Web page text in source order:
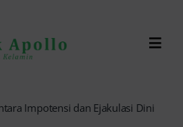
Impotensi dan Ejakulasi Dini